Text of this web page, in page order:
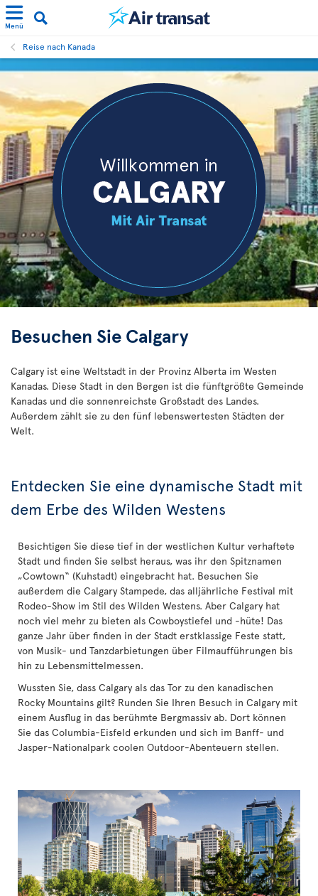
Menü
Reise nach Kanada
Besuchen Sie Calgary
Calgary ist eine Weltstadt in der Provinz Alberta im Westen
Kanadas. Diese Stadt in den Bergen ist die fünftgrößte Gemeinde
Kanadas und die sonnenreichste Großstadt des Landes.
Außerdem zählt sie zu den fünf lebenswertesten Städten der
Welt.
Entdecken Sie eine dynamische Stadt mit
dem Erbe des Wilden Westens
Besichtigen Sie diese tief in der westlichen Kultur verhaftete
Stadt und finden Sie selbst heraus, was ihr den Spitznamen
„Cowtown“ (Kuhstadt) eingebracht hat. Besuchen Sie
außerdem die Calgary Stampede, das alljährliche Festival mit
Rodeo-Show im Stil des Wilden Westens. Aber Calgary hat
noch viel mehr zu bieten als Cowboystiefel und -hüte! Das
ganze Jahr über finden in der Stadt erstklassige Feste statt,
von Musik- und Tanzdarbietungen über Filmaufführungen bis
hin zu Lebensmittelmessen.
Wussten Sie, dass Calgary als das Tor zu den kanadischen
Rocky Mountains gilt? Runden Sie Ihren Besuch in Calgary mit
einem Ausflug in das berühmte Bergmassiv ab. Dort können
Sie das Columbia-Eisfeld erkunden und sich im Banff- und
Jasper-Nationalpark coolen Outdoor-Abenteuern stellen.